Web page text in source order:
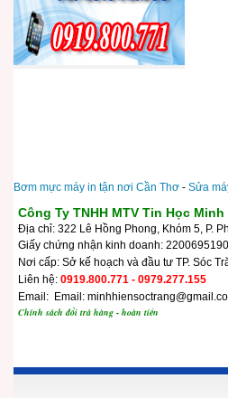
Bơm mực máy in tận nơi Cần Thơ - Sửa
Công Ty TNHH MTV Tin Học Minh
Địa chỉ: 322 Lê Hồng Phong, Khóm 5, P.
Giấy chứng nhận kinh doanh:
Nơi cấp: Sở kế hoạch và đầu tư TP. Sóc
Liên hệ: 0919.800.771 - 0979.277.155
Email: Email:
Chính sách đổi trả hàng - hoàn tiền